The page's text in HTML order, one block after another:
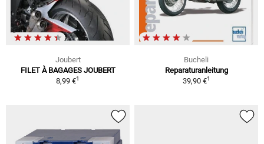
Joubert
FILET À BAGAGES JOUBERT
8,99 €1
Bucheli
Reparaturanleitung
39,90 €1